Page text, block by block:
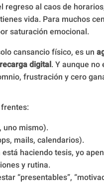
al caos de
vida. Para muchos
saturación emocional.
cansancio físico, es un
digital. Y aunque
frustración y cero
mismo).
mails, calendarios).
haciendo tesis, yo
y rutina.
“presentables”,